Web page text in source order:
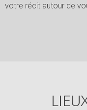
votre récit autour de